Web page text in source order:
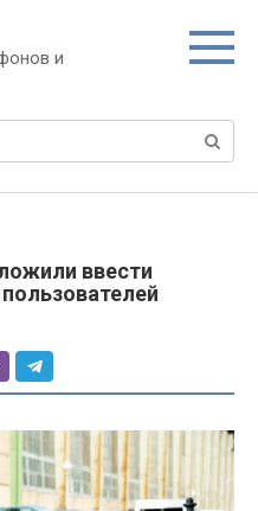
и
ввести